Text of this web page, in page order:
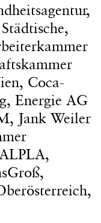
Coca-
Energie AG
Jank Weiler